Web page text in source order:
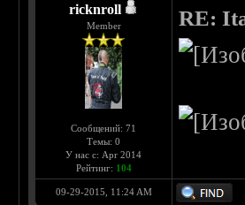
ricknroll
Member
Сообщений: 71
Темы: 0
У нас с: Apr 2014
Рейтинг: 104
RE:
09-29-2015, 11:24 AM